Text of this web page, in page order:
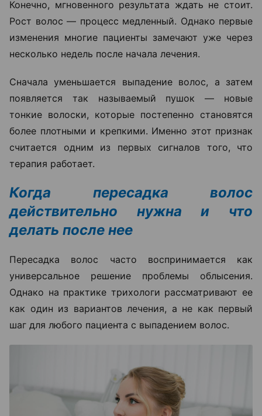
Конечно, мгновенного результата ждать не стоит.
Рост волос — процесс медленный. Однако первые
изменения многие пациенты замечают уже через
несколько недель после начала лечения.
Сначала уменьшается выпадение волос, а затем
появляется так называемый пушок — новые
тонкие волоски, которые постепенно становятся
более плотными и крепкими. Именно этот признак
считается одним из первых сигналов того, что
терапия работает.
Когда пересадка волос
действительно нужна и что
делать после нее
Пересадка волос часто воспринимается как
универсальное решение проблемы облысения.
Однако на практике трихологи рассматривают ее
как один из вариантов лечения, а не как первый
шаг для любого пациента с выпадением волос.